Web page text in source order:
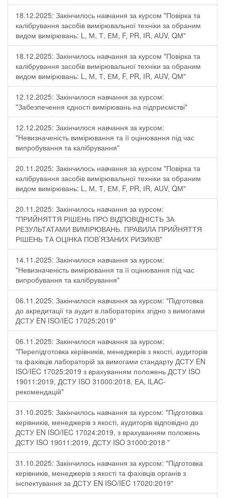
18.12.2025: Закінчилось навчання за курсом "Повірка та
калібрування засобів вимірювальної техніки за обраним
видом вимірювань: L, М, Т, ЕМ, F, РR, ІR, АUV, QМ"
18.12.2025: Закінчилось навчання за курсом "Повірка та
калібрування засобів вимірювальної техніки за обраним
видом вимірювань: L, М, Т, ЕМ, F, РR, ІR, АUV, QМ"
12.12.2025: Закінчилося навчання за курсом:
"Забезпечення єдності вимірювань на підприємстві"
12.12.2025: Закінчилося навчання за курсом:
"Невизначеність вимірювання та її оцінювання під час
випробування та калібрування"
20.11.2025: Закінчилось навчання за курсом "Повірка та
калібрування засобів вимірювальної техніки за обраним
видом вимірювань: L, М, Т, ЕМ, F, РR, ІR, АUV, QМ"
20.11.2025: Закінчилось навчання за курсом:
"ПРИЙНЯТТЯ РІШЕНЬ ПРО ВІДПОВІДНІСТЬ ЗА
РЕЗУЛЬТАТАМИ ВИМІРЮВАНЬ. ПРАВИЛА ПРИЙНЯТТЯ
РІШЕНЬ ТА ОЦІНКА ПОВ’ЯЗАНИХ РИЗИКІВ"
14.11.2025: Закінчилося навчання за курсом:
"Невизначеність вимірювання та її оцінювання під час
випробування та калібрування"
06.11.2025: Закінчилося навчання за курсом: "Підготовка
до акредитації та аудит в лабораторіях згідно з вимогами
ДСТУ EN ISO/IEC 17025:2019"
06.11.2025: Закінчилося навчання за курсом:
"Перепідготовка керівників, менеджерів з якості, аудиторів
та фахівців лабораторій за вимогами стандарту ДСТУ EN
ISO/IEC 17025:2019 з врахуванням положень ДСТУ ISO
19011:2019, ДСТУ ISO 31000:2018, ЕА, ILAC-
рекомендацій"
31.10.2025: Закінчилось навчання за курсом: "Підготовка
керівників, менеджерів з якості, аудиторів відповідно до
ДСТУ EN ISO/IEC 17024:2019, з врахуванням положень
ДСТУ ISO 19011:2019, ДСТУ ISO 31000:2018 "
31.10.2025: Закінчилось навчання за курсом: "Підготовка
керівників, менеджерів з якості та фахівців органів з
інспектування за ДСТУ EN ISO/IEC 17020:2019"